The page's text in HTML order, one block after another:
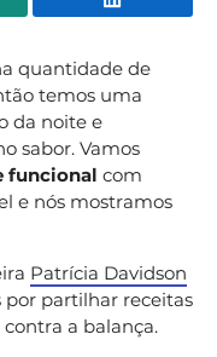
quantidade de
temos uma
da noite e
sabor. Vamos
funcional com
e nós mostramos
Patrícia Davidson
por partilhar receitas
a balança.